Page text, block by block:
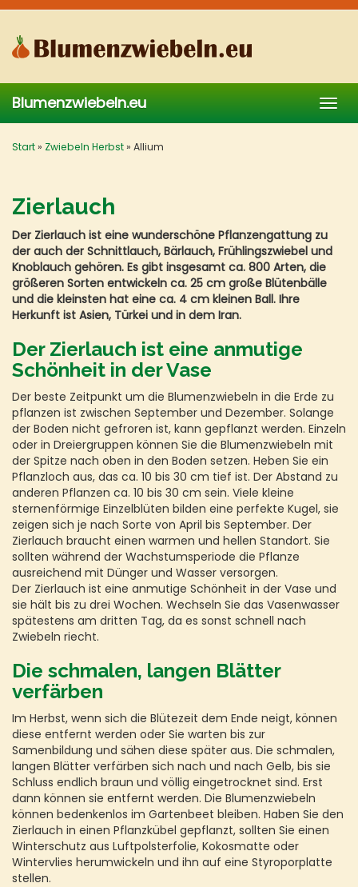
Skip
main
content
Blumenzwiebeln.eu
Start» Zwiebeln Herbst» Allium
Zierlauch
Der Zierlauch ist eine wunderschöne Pflanzengattung zu
der auch der Schnittlauch, Bärlauch, Frühlingszwiebel und
Knoblauch gehören. Es gibt insgesamt ca. 800 Arten, die
größeren Sorten entwickeln ca. 25 cm große Blütenbälle
und die kleinsten hat eine ca. 4 cm kleinen Ball. Ihre
Herkunft ist Asien, Türkei und in dem Iran.
Der Zierlauch ist eine anmutige
Schönheit in der Vase
Der beste Zeitpunkt um die Blumenzwiebeln in die Erde zu
pflanzen ist zwischen September und Dezember. Solange
der Boden nicht gefroren ist, kann gepflanzt werden. Einzeln
oder in Dreiergruppen können Sie die Blumenzwiebeln mit
der Spitze nach oben in den Boden setzen. Heben Sie ein
Pflanzloch aus, das ca. 10 bis 30 cm tief ist. Der Abstand zu
anderen Pflanzen ca. 10 bis 30 cm sein. Viele kleine
sternenförmige Einzelblüten bilden eine perfekte Kugel, sie
zeigen sich je nach Sorte von April bis September. Der
Zierlauch braucht einen warmen und hellen Standort. Sie
sollten während der Wachstumsperiode die Pflanze
ausreichend mit Dünger und Wasser versorgen.
Der Zierlauch ist eine anmutige Schönheit in der Vase und
sie hält bis zu drei Wochen. Wechseln Sie das Vasenwasser
spätestens am dritten Tag, da es sonst schnell nach
Zwiebeln riecht.
Die schmalen, langen Blätter
verfärben
Im Herbst, wenn sich die Blütezeit dem Ende neigt, können
diese entfernt werden oder Sie warten bis zur
Samenbildung und sähen diese später aus. Die schmalen,
langen Blätter verfärben sich nach und nach Gelb, bis sie
Schluss endlich braun und völlig eingetrocknet sind. Erst
dann können sie entfernt werden. Die Blumenzwiebeln
können bedenkenlos im Gartenbeet bleiben. Haben Sie den
Zierlauch in einen Pflanzkübel gepflanzt, sollten Sie einen
Winterschutz aus Luftpolsterfolie, Kokosmatte oder
Wintervlies herumwickeln und ihn auf eine Styroporplatte
stellen.